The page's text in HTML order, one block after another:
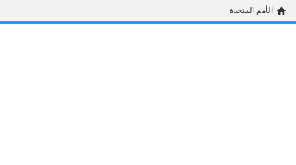
home الأمم المتحدة